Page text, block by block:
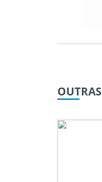
OUTRAS